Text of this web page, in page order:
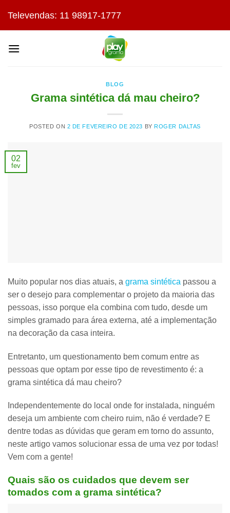
content
Televendas: 11 98917-1777
BLOG
Grama sintética dá mau cheiro?
POSTED ON 2 DE FEVEREIRO DE 2023 BYROGER DALTAS
02
fev
Muito popular nos dias atuais, a grama sintética passou a
ser o desejo para complementar o projeto da maioria das
pessoas, isso porque ela combina com tudo, desde um
simples gramado para área externa, até a implementação
na decoração da casa inteira.
Entretanto, um questionamento bem comum entre as
pessoas que optam por esse tipo de revestimento é: a
grama sintética dá mau cheiro?
Independentemente do local onde for instalada, ninguém
deseja um ambiente com cheiro ruim, não é verdade? E
dentre todas as dúvidas que geram em torno do assunto,
neste artigo vamos solucionar essa de uma vez por todas!
Vem com a gente!
Quais são os cuidados que devem ser
tomados com a grama sintética?